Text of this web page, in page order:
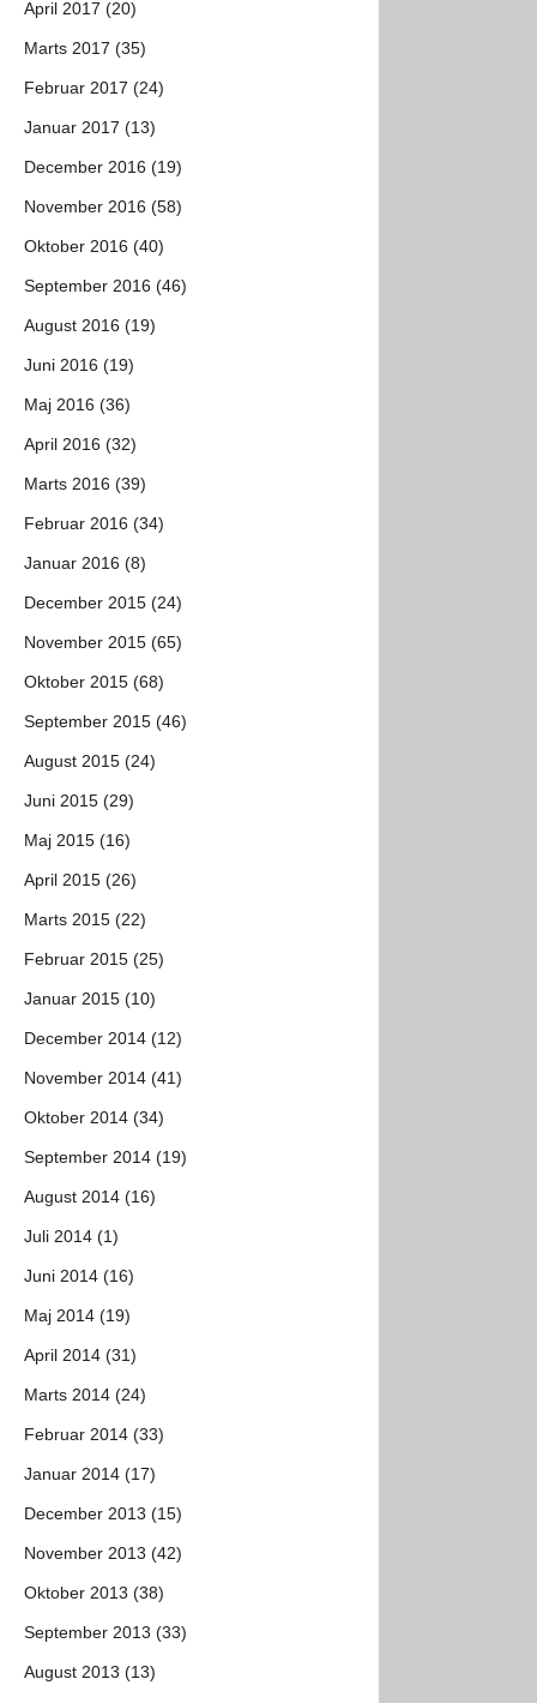
April 2017 (20)
Marts 2017 (35)
Februar 2017 (24)
Januar 2017 (13)
December 2016 (19)
November 2016 (58)
Oktober 2016 (40)
September 2016 (46)
August 2016 (19)
Juni 2016 (19)
Maj 2016 (36)
April 2016 (32)
Marts 2016 (39)
Februar 2016 (34)
Januar 2016 (8)
December 2015 (24)
November 2015 (65)
Oktober 2015 (68)
September 2015 (46)
August 2015 (24)
Juni 2015 (29)
Maj 2015 (16)
April 2015 (26)
Marts 2015 (22)
Februar 2015 (25)
Januar 2015 (10)
December 2014 (12)
November 2014 (41)
Oktober 2014 (34)
September 2014 (19)
August 2014 (16)
Juli 2014 (1)
Juni 2014 (16)
Maj 2014 (19)
April 2014 (31)
Marts 2014 (24)
Februar 2014 (33)
Januar 2014 (17)
December 2013 (15)
November 2013 (42)
Oktober 2013 (38)
September 2013 (33)
August 2013 (13)